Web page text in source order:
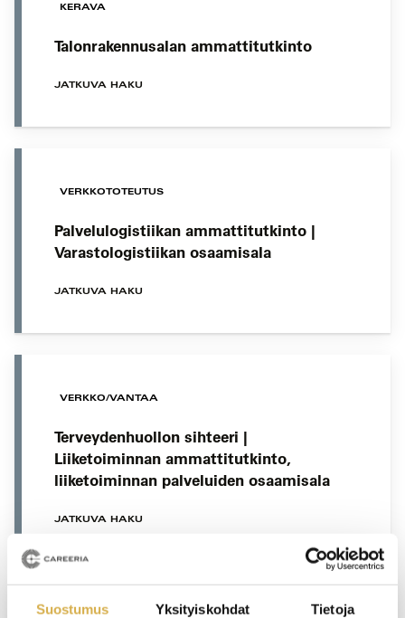
Suostumus Yksityiskohdat Tietoja
KERAVA
Talonrakennusalan ammattitutkinto
JATKUVA HAKU
VERKKOTOTEUTUS
Palvelulogistiikan ammattitutkinto |
Varastologistiikan osaamisala
JATKUVA HAKU
VERKKO/VANTAA
Terveydenhuollon sihteeri |
Liiketoiminnan ammattitutkinto,
liiketoiminnan palveluiden osaamisala
JATKUVA HAKU